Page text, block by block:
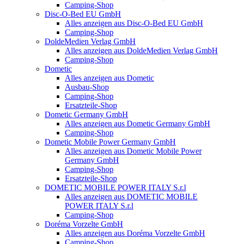
Camping-Shop
Disc-O-Bed EU GmbH
Alles anzeigen aus Disc-O-Bed EU GmbH
Camping-Shop
DoldeMedien Verlag GmbH
Alles anzeigen aus DoldeMedien Verlag GmbH
Camping-Shop
Dometic
Alles anzeigen aus Dometic
Ausbau-Shop
Camping-Shop
Ersatzteile-Shop
Dometic Germany GmbH
Alles anzeigen aus Dometic Germany GmbH
Camping-Shop
Dometic Mobile Power Germany GmbH
Alles anzeigen aus Dometic Mobile Power
Germany GmbH
Camping-Shop
Ersatzteile-Shop
DOMETIC MOBILE POWER ITALY S.r.l
Alles anzeigen aus DOMETIC MOBILE
POWER ITALY S.r.l
Camping-Shop
Doréma Vorzelte GmbH
Alles anzeigen aus Doréma Vorzelte GmbH
Camping-Shop